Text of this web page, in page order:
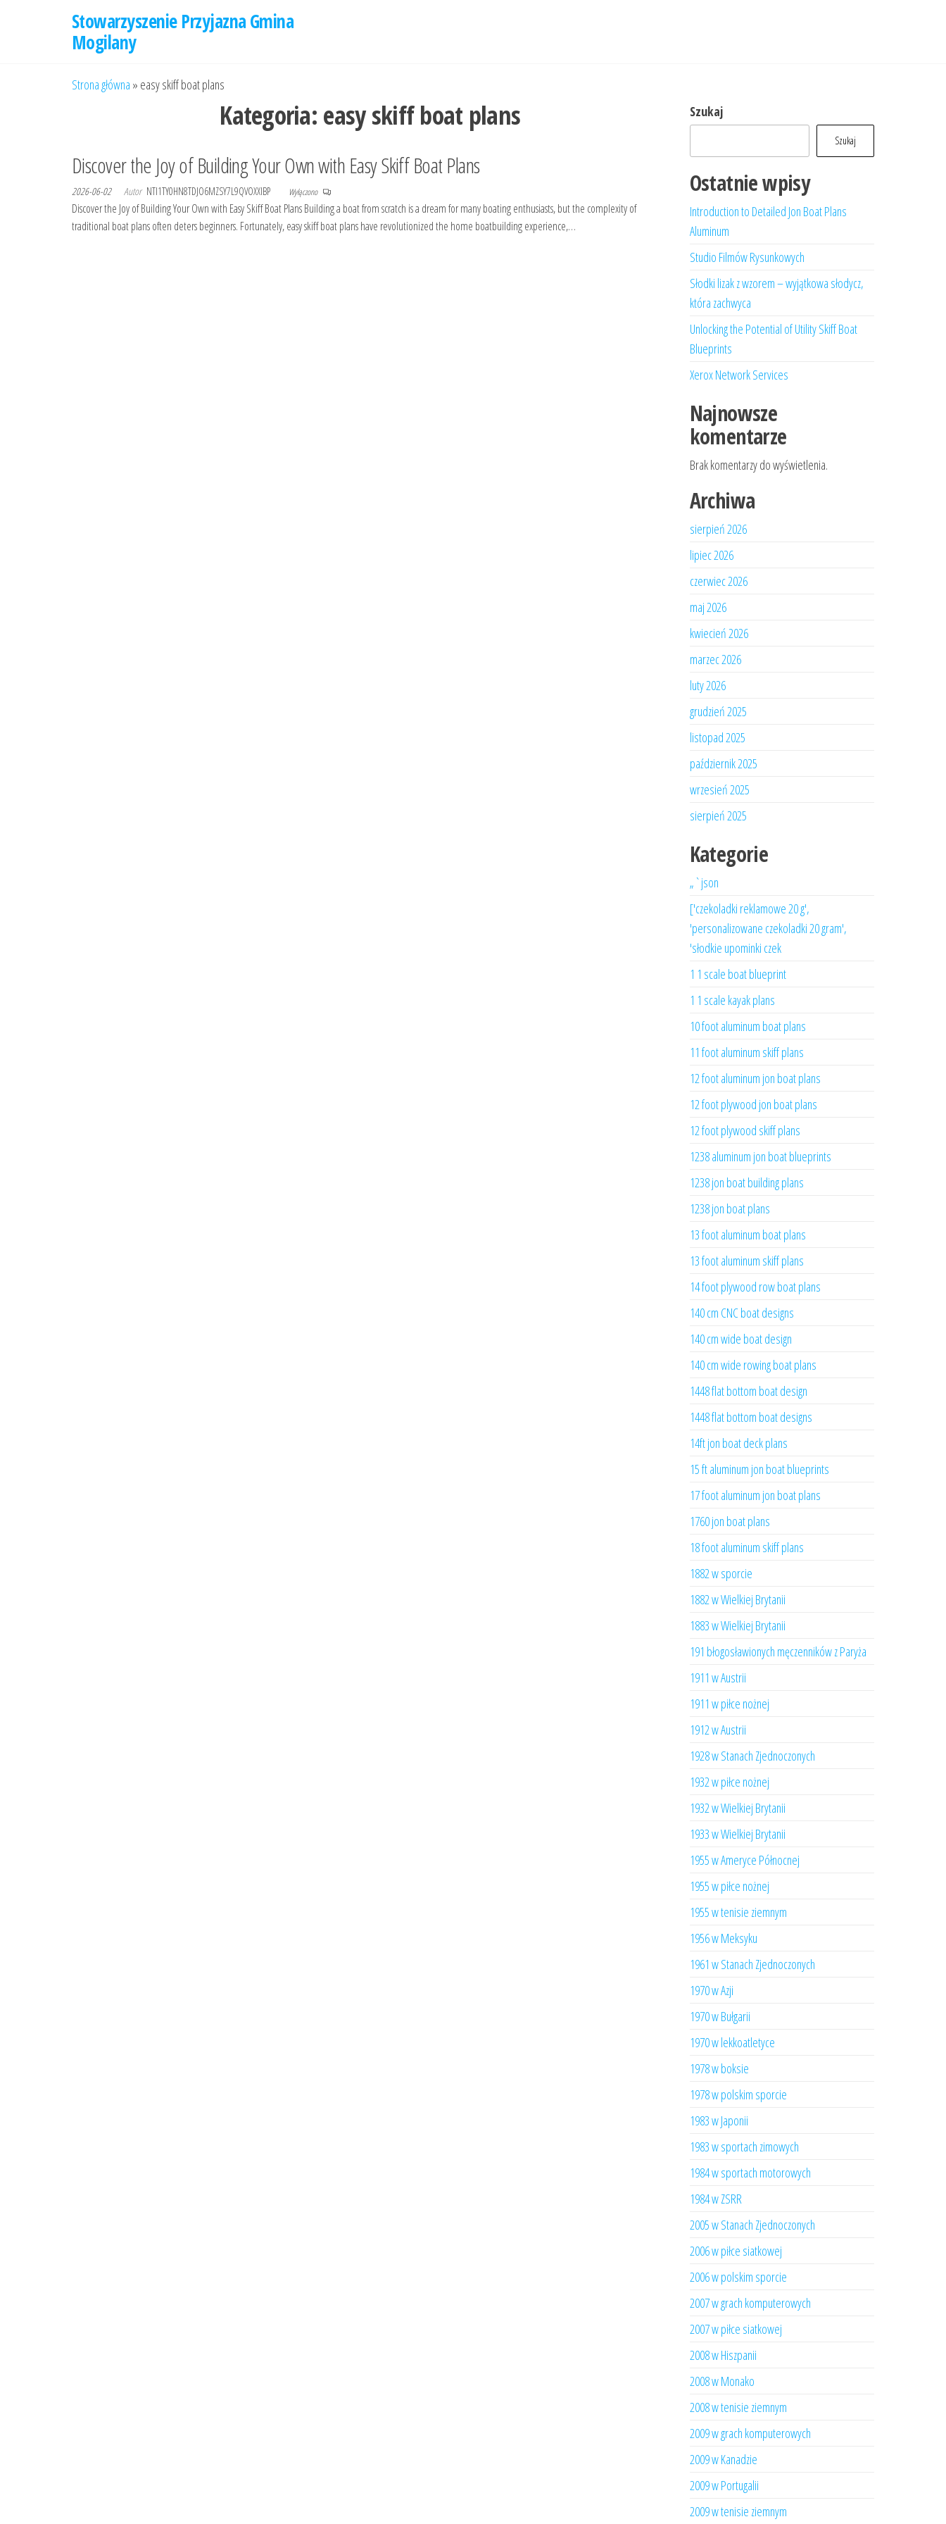
Stowarzyszenie Przyjazna Gmina
Mogilany
Strona główna » easy skiff boat plans
Kategoria: easy skiff boat plans
Discover the Joy of Building Your Own with Easy Skiff Boat Plans
2026-06-02 Autor NTI1TY0HN8TDJO6MZSY7L9QVOXXIBP Wyłączono
Discover the Joy of Building Your Own with Easy Skiff Boat Plans Building a boat from scratch is a dream for many boating enthusiasts, but the complexity of
traditional boat plans often deters beginners. Fortunately, easy skiff boat plans have revolutionized the home boatbuilding experience,…
Szukaj
Szukaj
Ostatnie wpisy
Introduction to Detailed Jon Boat Plans
Aluminum
Studio Filmów Rysunkowych
Słodki lizak z wzorem – wyjątkowa słodycz,
która zachwyca
Unlocking the Potential of Utility Skiff Boat
Blueprints
Xerox Network Services
Najnowsze
komentarze
Brak komentarzy do wyświetlenia.
Archiwa
sierpień 2026
lipiec 2026
czerwiec 2026
maj 2026
kwiecień 2026
marzec 2026
luty 2026
grudzień 2025
listopad 2025
październik 2025
wrzesień 2025
sierpień 2025
Kategorie
„`json
['czekoladki reklamowe 20 g',
'personalizowane czekoladki 20 gram',
'słodkie upominki czek
1 1 scale boat blueprint
1 1 scale kayak plans
10 foot aluminum boat plans
11 foot aluminum skiff plans
12 foot aluminum jon boat plans
12 foot plywood jon boat plans
12 foot plywood skiff plans
1238 aluminum jon boat blueprints
1238 jon boat building plans
1238 jon boat plans
13 foot aluminum boat plans
13 foot aluminum skiff plans
14 foot plywood row boat plans
140 cm CNC boat designs
140 cm wide boat design
140 cm wide rowing boat plans
1448 flat bottom boat design
1448 flat bottom boat designs
14ft jon boat deck plans
15 ft aluminum jon boat blueprints
17 foot aluminum jon boat plans
1760 jon boat plans
18 foot aluminum skiff plans
1882 w sporcie
1882 w Wielkiej Brytanii
1883 w Wielkiej Brytanii
191 błogosławionych męczenników z Paryża
1911 w Austrii
1911 w piłce nożnej
1912 w Austrii
1928 w Stanach Zjednoczonych
1932 w piłce nożnej
1932 w Wielkiej Brytanii
1933 w Wielkiej Brytanii
1955 w Ameryce Północnej
1955 w piłce nożnej
1955 w tenisie ziemnym
1956 w Meksyku
1961 w Stanach Zjednoczonych
1970 w Azji
1970 w Bułgarii
1970 w lekkoatletyce
1978 w boksie
1978 w polskim sporcie
1983 w Japonii
1983 w sportach zimowych
1984 w sportach motorowych
1984 w ZSRR
2005 w Stanach Zjednoczonych
2006 w piłce siatkowej
2006 w polskim sporcie
2007 w grach komputerowych
2007 w piłce siatkowej
2008 w Hiszpanii
2008 w Monako
2008 w tenisie ziemnym
2009 w grach komputerowych
2009 w Kanadzie
2009 w Portugalii
2009 w tenisie ziemnym